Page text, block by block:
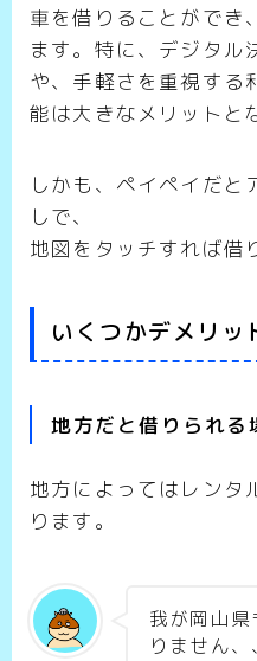
車を借りることができ
ます。特に、デジタル
や、手軽さを重視する
能は大きなメリットと
しかも、ペイペイだと
しで、
地図をタッチすれば借
いくつかデメリッ
地方だと借りられる
地方によってはレンタ
ります。
我が岡山
りません、